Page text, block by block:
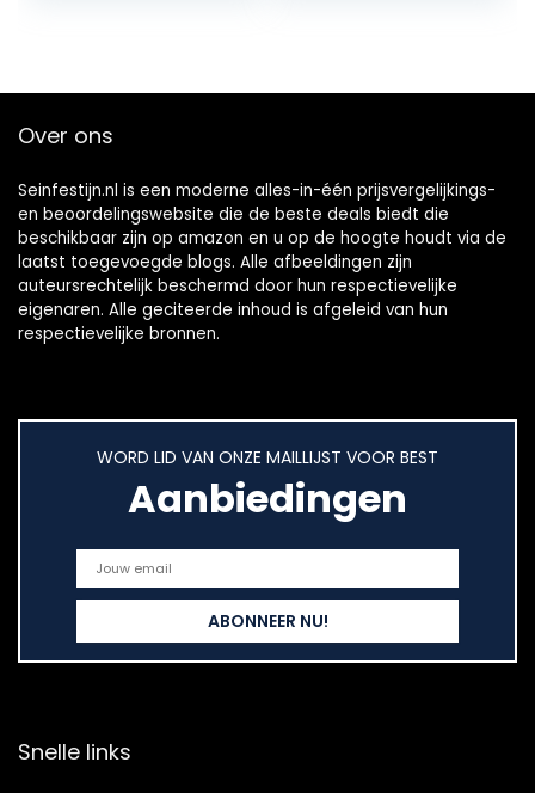
Over ons
Seinfestijn.nl is een moderne alles-in-één prijsvergelijkings-
en beoordelingswebsite die de beste deals biedt die
beschikbaar zijn op amazon en u op de hoogte houdt via de
laatst toegevoegde blogs. Alle afbeeldingen zijn
auteursrechtelijk beschermd door hun respectievelijke
eigenaren. Alle geciteerde inhoud is afgeleid van hun
respectievelijke bronnen.
WORD LID VAN ONZE MAILLIJST VOOR BEST
Aanbiedingen
Snelle links